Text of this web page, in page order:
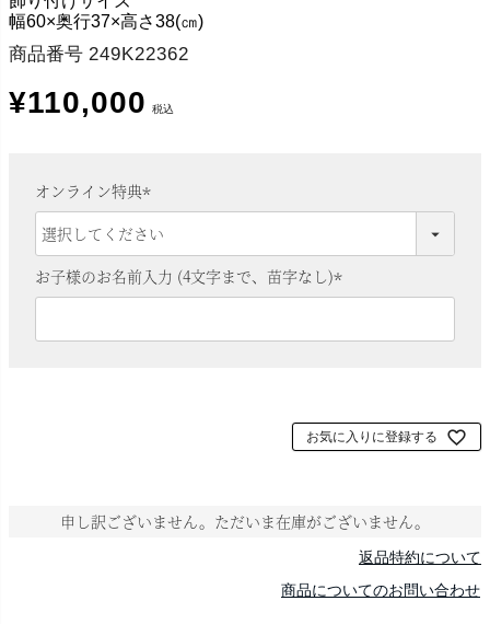
幅60×奥行37×高さ38(㎝)
商品番号 249K22362
¥110,000 税込
オンライン特典
必
須
)
お子様のお名前入力 (4文字まで、苗字なし)
お気に入りに登録する
申し訳ございません。ただいま在庫がございません。
返品特約について
商品についてのお問い合わせ